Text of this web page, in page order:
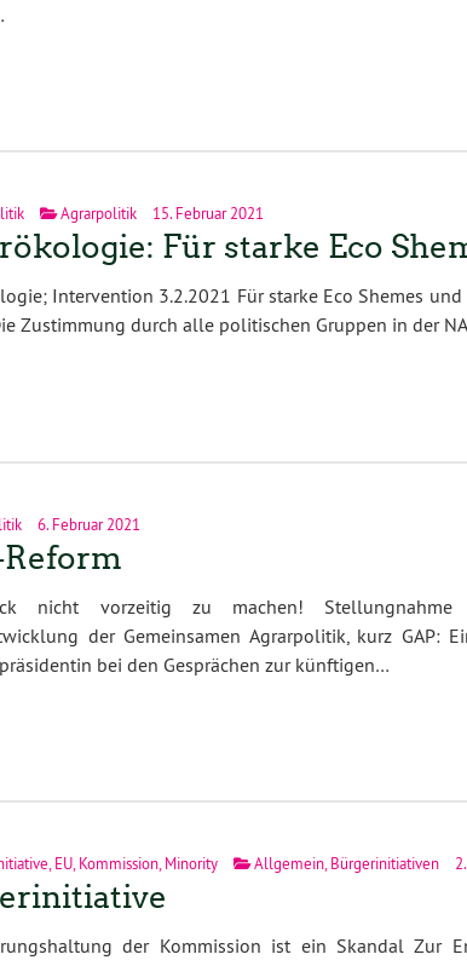
Agrarpolitik 15. Februar 2021
Für starke Eco
Intervention 3.2.2021 Für starke Eco Shemes
Zustimmung durch alle politischen Gruppen in der
6. Februar 2021
Reform
nicht vorzeitig zu machen! Stellungnahme
der Gemeinsamen Agrarpolitik, kurz
bei den Gesprächen zur künftigen…
EU Kommission Minority Allgemein Bürgerinitiativen
der Kommission ist ein Skandal Zur